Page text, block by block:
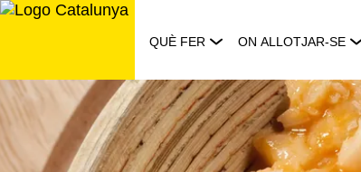
Saltar
QUÈ FER ON ALLOTJAR-SE